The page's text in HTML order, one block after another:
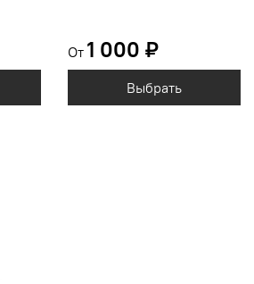
От 1 000 ₽
Выбрать